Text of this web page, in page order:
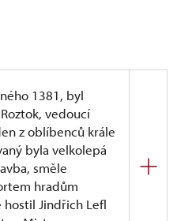
budovy), připojenou
obytnou část hradu,
velkým sálem s krbem
s arkýřově vysunutým
nároží paláce.
značně potlačena, což
palácové části.
se jeví prostor kaple
1381, byl
vedoucí
z oblíbenců krále
byla velkolepá
směle
hradům
hostil Jindřich Lefl